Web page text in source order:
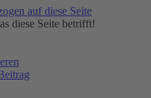
auf diese Seite
diese Seite betrifft!